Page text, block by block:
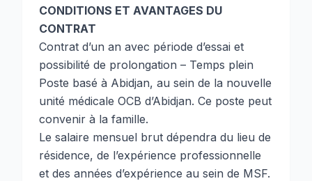
CONDITIONS ET AVANTAGES DU
CONTRAT
Contrat d’un an avec période d’essai et
possibilité de prolongation – Temps plein
Poste basé à Abidjan, au sein de la nouvelle
unité médicale OCB d’Abidjan. Ce poste peut
convenir à la famille.
Le salaire mensuel brut dépendra du lieu de
résidence, de l’expérience professionnelle
et des années d’expérience au sein de MSF.